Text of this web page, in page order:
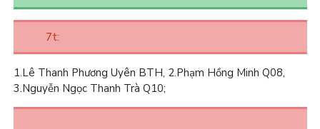
7t:
1.Lê Thanh Phương Uyên BTH, 2.Phạm Hồng Minh Q08,
3.Nguyễn Ngọc Thanh Trà Q10;